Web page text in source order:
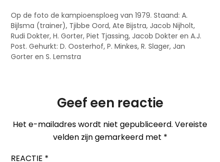
Op de foto de kampioensploeg van 1979. Staand: A.
Bijlsma (trainer), Tjibbe Oord, Ate Bijstra, Jacob Nijholt,
Rudi Dokter, H. Gorter, Piet Tjassing, Jacob Dokter en A.J.
Post. Gehurkt: D. Oosterhof, P. Minkes, R. Slager, Jan
Gorter en S. Lemstra
Geef een reactie
Het e-mailadres wordt niet gepubliceerd. Vereiste
velden zijn gemarkeerd met *
REACTIE *